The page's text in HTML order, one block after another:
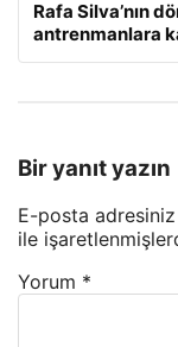
Rafa Silva’nın
antrenmanlara
Bir yanıt yazın
E-posta
ile
Yorum *